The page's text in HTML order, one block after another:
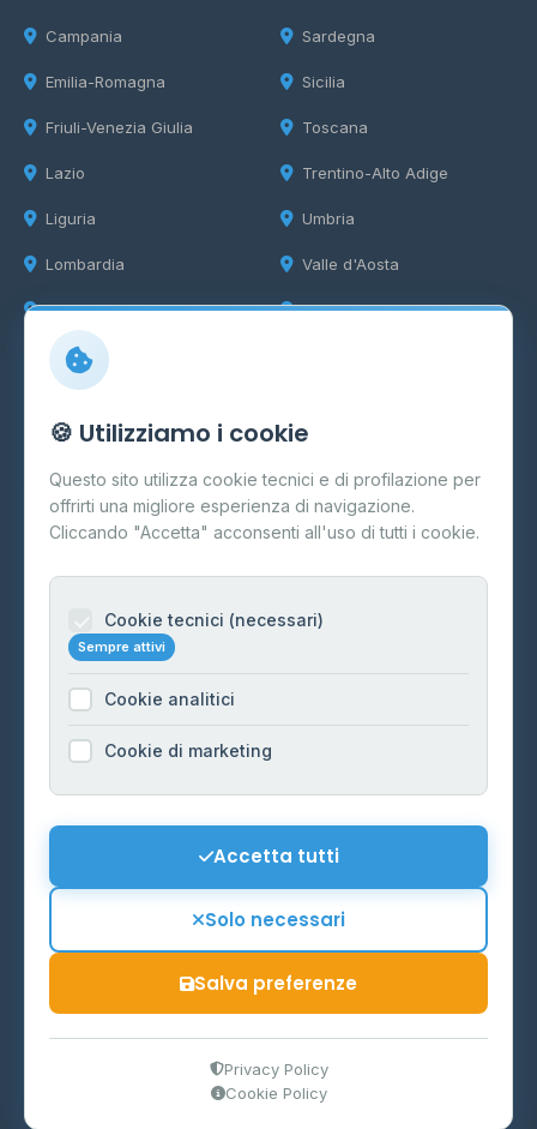
Campania
Emilia-Romagna
Friuli-Venezia Giulia
Lazio
Liguria
Lombardia
Marche
Sardegna
Sicilia
Toscana
Trentino-Alto Adige
Umbria
Valle d'Aosta
Veneto
Info
Cos'è il GPL
FAQ
Contatti
Informazioni legali
Cookie Policy
Preferenze Cookie
Mappa del sito
P.IVA 03859300364
Ministero delle Imprese e del Made in Italy
🍪 Utilizziamo i cookie
Questo sito utilizza cookie tecnici e di profilazione per
offrirti una migliore esperienza di navigazione.
Cliccando "Accetta" acconsenti all'uso di tutti i cookie.
Cookie tecnici (necessari)
Sempre attivi
Cookie analitici
Cookie di marketing
Accetta tutti
Solo necessari
Salva preferenze
Privacy Policy
Cookie Policy